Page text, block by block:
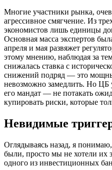
Многие участники рынка,
агрессивное смягчение. Из
экономистов лишь единицы
Основная масса экспертов
апреля и мая развяжет
этому мнению, наблюдая за
снижалась ставка с
снижений подряд — это
невозможно замедлить. Но ЦБ
его мандат — не потакать
купировать риски, которые
Невидимые
Оглядываясь назад, я
были, просто мы не хотели их
одного из инвестиционных